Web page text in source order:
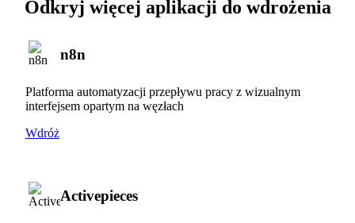
Odkryj więcej aplikacji do wdrożenia
n8n
Platforma automatyzacji przepływu pracy z wizualnym
interfejsem opartym na węzłach
Wdróż
Activepieces